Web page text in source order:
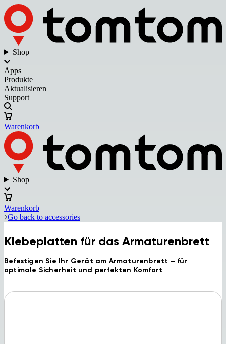
Shop
Apps
Produkte
Aktualisieren
Support
Warenkorb
Shop
Warenkorb
Go back to accessories
Klebeplatten für das Armaturenbrett
Befestigen Sie Ihr Gerät am Armaturenbrett – für
optimale Sicherheit und perfekten Komfort